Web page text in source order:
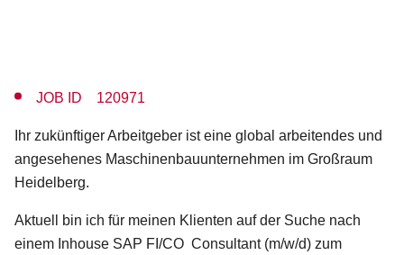
JOB ID 120971
Ihr zukünftiger Arbeitgeber ist eine global arbeitendes und
angesehenes Maschinenbauunternehmen im Großraum
Heidelberg.
Aktuell bin ich für meinen Klienten auf der Suche nach
einem Inhouse SAP FI/CO Consultant (m/w/d) zum